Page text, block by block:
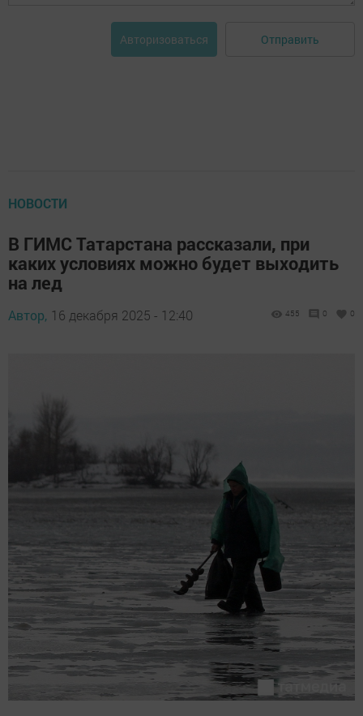
Авторизоваться Отправить
НОВОСТИ
В ГИМС Татарстана рассказали, при
каких условиях можно будет выходить
на лед
Автор, 16 декабря 2025 - 12:40 455 0 0